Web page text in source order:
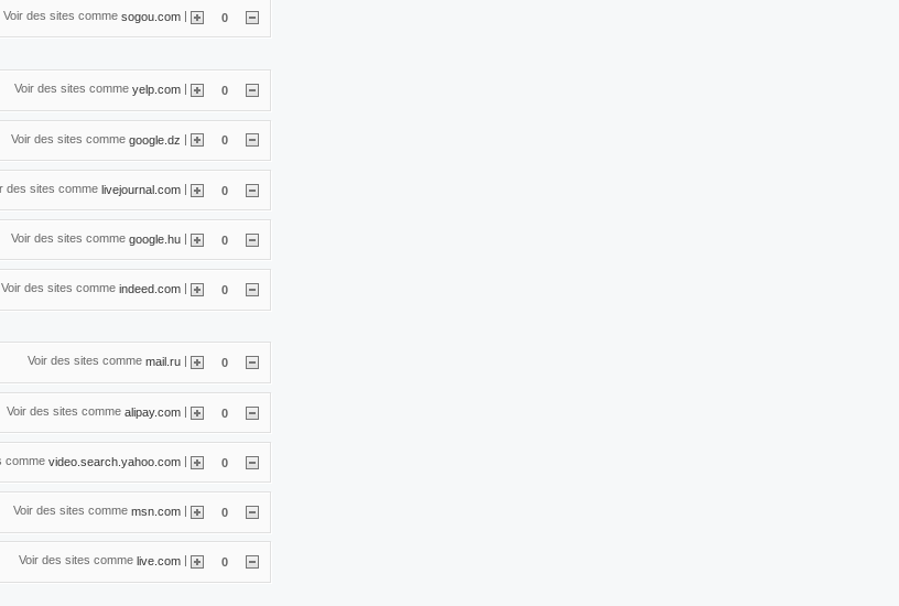
Voir des sites comme sogou.com | 0
Voir des sites comme yelp.com 0
Voir des sites comme google.dz | 0
des sites comme livejournal.com | 0
Voir des sites comme google.hu | 0
Voir des sites comme indeed.com 0
Voir des sites comme mail.ru 0
Voir des sites comme alipay.com | 0
comme video.search.yahoo.com | 0
Voir des sites comme msn.com | 0
Voir des sites comme live.com 0